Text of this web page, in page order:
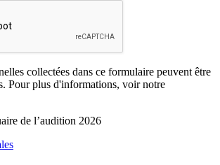
collectées dans ce formulaire peuvent être
Pour plus d'informations, voir notre
de l’audition 2026